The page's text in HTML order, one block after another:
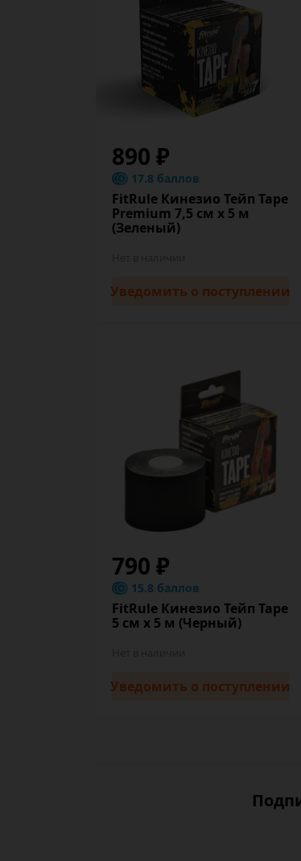
890 ₽
17.8 баллов
FitRule Кинезио Тейп Tape
Premium 7,5 cм х 5 м
(Зеленый)
Уведомить о поступлении
790 ₽
15.8 баллов
FitRule Кинезио Тейп Tape
5 cм х 5 м (Черный)
Уведомить о поступлении